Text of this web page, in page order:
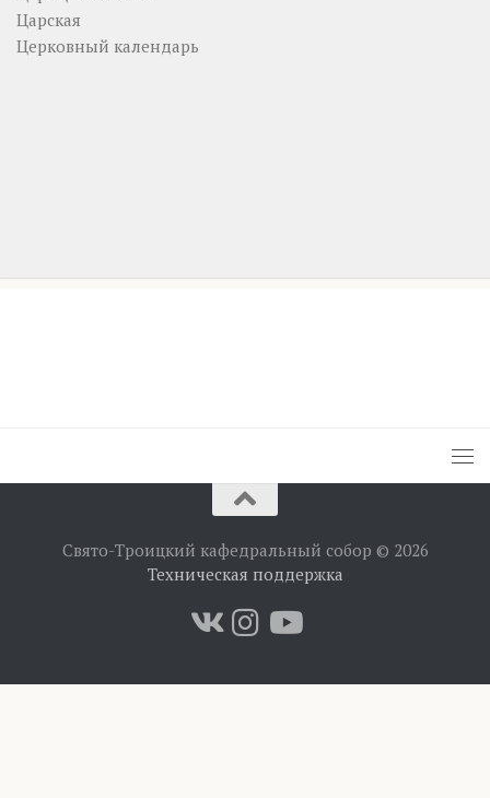
Царская
Церковный календарь
Свято-Троицкий кафедральный собор © 2026
Техническая поддержка